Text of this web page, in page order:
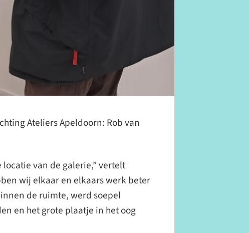
Ateliers Apeldoorn: Rob van
van de galerie,” vertelt
wij elkaar en elkaars werk beter
de ruimte, werd soepel
en het grote plaatje in het oog